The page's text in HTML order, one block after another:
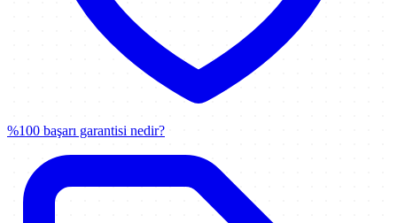
%100 başarı garantisi nedir?